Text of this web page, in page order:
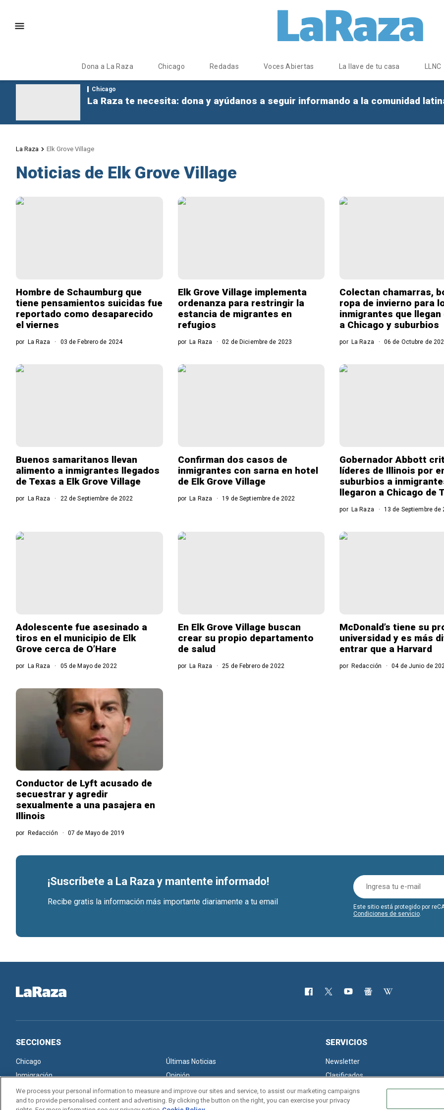
Dona a La Raza Chicago Redadas Voces Abiertas La llave de tu casa LLNC
Chicago
La Raza te necesita: dona y ayúdanos a seguir informando a la comunidad
La Raza Elk Grove Village
Noticias de Elk Grove Village
Hombre de Schaumburg que
tiene pensamientos suicidas fue
reportado como desaparecido
el viernes
por La Raza 03 de Febrero de 2024
Elk Grove Village implementa
ordenanza para restringir la
estancia de migrantes en
refugios
porLa Raza 02 de Diciembre de 2023
Colectan chamarras,
ropa de invierno para
inmigrantes que llegan
a Chicago y suburbios
por La Raza 06 de Octubre de
Buenos samaritanos llevan
alimento a inmigrantes llegados
de Texas a Elk Grove Village
por La Raza 22 de Septiembre de 2022
Confirman dos casos de
inmigrantes con sarna en hotel
de Elk Grove Village
porLa Raza 19 de Septiembre de 2022
Gobernador Abbott
líderes de Illinois por
suburbios a
llegaron a Chicago de
por La Raza 13 de Septiembre de
Adolescente fue asesinado a
tiros en el municipio de Elk
Grove cerca de O’Hare
por La Raza 05 de Mayo de 2022
En Elk Grove Village buscan
crear su propio departamento
de salud
porLa Raza 25 de Febrero de 2022
McDonald’s tiene su
universidad y es más
entrar que a Harvard
por Redacción 04 de Junio de
Conductor de Lyft acusado de
secuestrar y agredir
sexualmente a una pasajera en
Illinois
por Redacción 07 de Mayo de 2019
¡Suscríbete a La Raza y mantente informado!
Recibe gratis la información más importante diariamente a tu email
Este sitio está protegido por
Condiciones de servicio.
SECCIONES
Chicago
Últimas Noticias
Inmigración
Opinión
SERVICIOS
Newsletter
Clasificados
We process your personal information to measure and improve our sites and service, to assist our marketing campaigns
and to provide personalised content and advertising. By clicking the button on the right, you can exercise your privacy